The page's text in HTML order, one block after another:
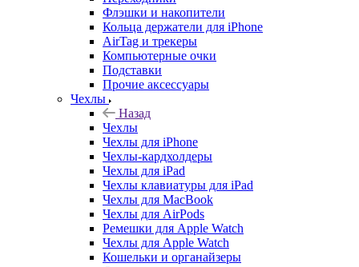
Флэшки и накопители
Кольца держатели для iPhone
AirTag и трекеры
Компьютерные очки
Подставки
Прочие аксессуары
Чехлы
Назад
Чехлы
Чехлы для iPhone
Чехлы-кардхолдеры
Чехлы для iPad
Чехлы клавиатуры для iPad
Чехлы для MacBook
Чехлы для AirPods
Ремешки для Apple Watch
Чехлы для Apple Watch
Кошельки и органайзеры